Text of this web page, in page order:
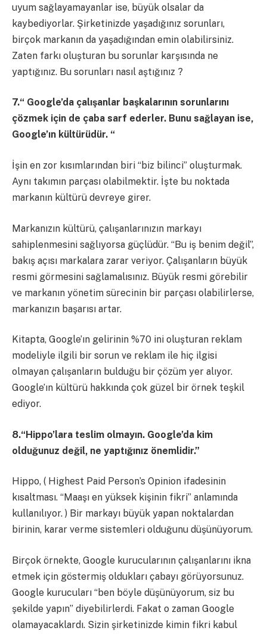
uyum sağlayamayanlar ise, büyük olsalar da
kaybediyorlar. Şirketinizde yaşadığınız sorunları,
birçok markanın da yaşadığından emin olabilirsiniz.
Zaten farkı oluşturan bu sorunlar karşısında ne
yaptığınız. Bu sorunları nasıl aştığınız ?
7.“ Google’da çalışanlar başkalarının sorunlarını
çözmek için de çaba sarf ederler. Bunu sağlayan ise,
Google’ın kültürüdür. “
İşin en zor kısımlarından biri “biz bilinci” oluşturmak.
Aynı takımın parçası olabilmektir. İşte bu noktada
markanın kültürü devreye girer.
Markanızın kültürü, çalışanlarınızın markayı
sahiplenmesini sağlıyorsa güçlüdür. “Bu iş benim değil”,
bakış açısı markalara zarar veriyor. Çalışanların büyük
resmi görmesini sağlamalısınız. Büyük resmi görebilir
ve markanın yönetim sürecinin bir parçası olabilirlerse,
markanızın başarısı artar.
Kitapta, Google’ın gelirinin %70 ini oluşturan reklam
modeliyle ilgili bir sorun ve reklam ile hiç ilgisi
olmayan çalışanların bulduğu bir çözüm yer alıyor.
Google’ın kültürü hakkında çok güzel bir örnek teşkil
ediyor.
8.“Hippo’lara teslim olmayın. Google’da kim
olduğunuz değil, ne yaptığınız önemlidir.”
Hippo, ( Highest Paid Person’s Opinion ifadesinin
kısaltması. “Maaşı en yüksek kişinin fikri” anlamında
kullanılıyor. ) Bir markayı büyük yapan noktalardan
birinin, karar verme sistemleri olduğunu düşünüyorum.
Birçok örnekte, Google kurucularının çalışanlarını ikna
etmek için göstermiş oldukları çabayı görüyorsunuz.
Google kurucuları “ben böyle düşünüyorum, siz bu
şekilde yapın” diyebilirlerdi. Fakat o zaman Google
olamayacaklardı. Sizin şirketinizde kimin fikri kabul